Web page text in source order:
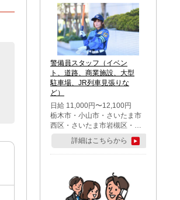
警備員スタッフ（イベン
ト、道路、商業施設、大型
駐車場、JR列車見張りな
ど）
日給 11,000円〜12,100円
栃木市・小山市・さいたま市
西区・さいたま市岩槻区・久
喜市・蓮田市
詳細はこちらから